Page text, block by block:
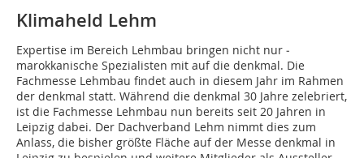
Klimaheld Lehm
Expertise im Bereich Lehmbau bringen nicht nur ­
marokkanische Spezialisten mit auf die denkmal. Die
Fachmesse Lehmbau findet auch in diesem Jahr im Rahmen
der denkmal statt. Während die denkmal 30 Jahre zelebriert,
ist die Fachmesse Lehmbau nun bereits seit 20 Jahren in
Leipzig dabei. Der Dachverband Lehm nimmt dies zum
Anlass, die bisher größte Fläche auf der Messe denkmal in